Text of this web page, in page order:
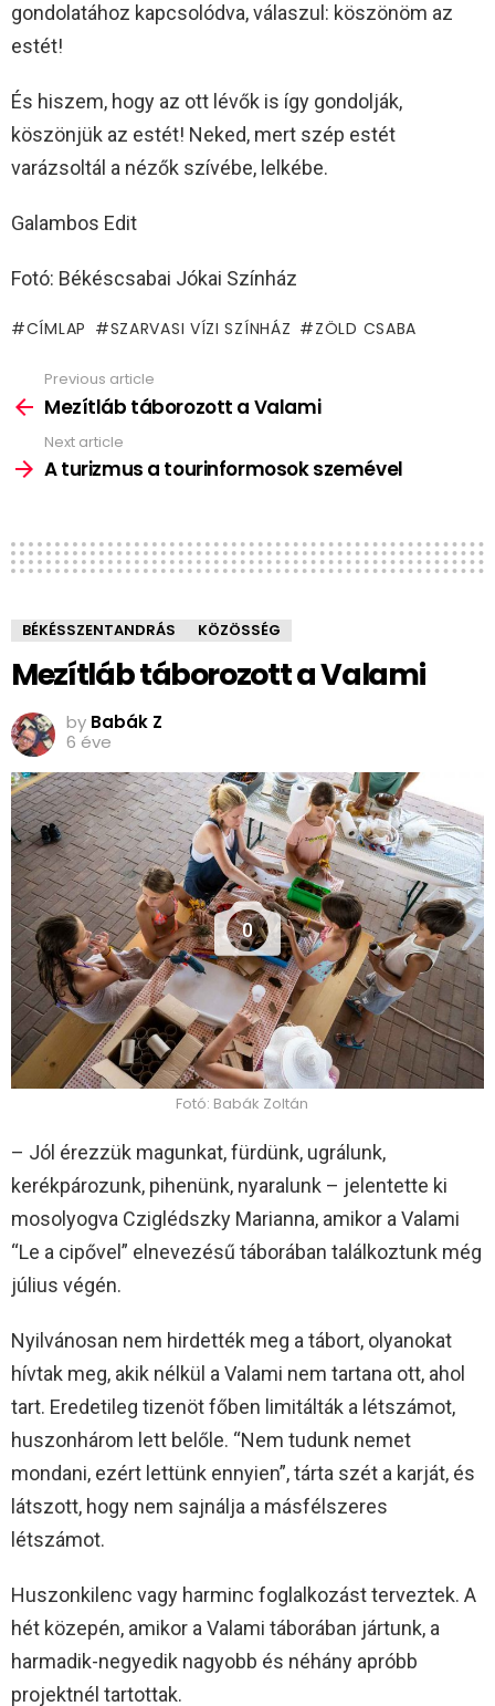
gondolatához kapcsolódva, válaszul: köszönöm az
estét!
És hiszem, hogy az ott lévők is így gondolják,
köszönjük az estét! Neked, mert szép estét
varázsoltál a nézők szívébe, lelkébe.
Galambos Edit
Fotó: Békéscsabai Jókai Színház
CÍMLAP SZARVASI VÍZI SZÍNHÁZ ZÖLD CSABA
more
Previous article
Mezítláb táborozott a Valami
Next article
A turizmus a tourinformosok szemével
BÉKÉSSZENTANDRÁS KÖZÖSSÉG
Mezítláb táborozott a Valami
by Babák Z
6 éve
0
Fotó: Babák Zoltán
– Jól érezzük magunkat, fürdünk, ugrálunk,
kerékpározunk, pihenünk, nyaralunk – jelentette ki
mosolyogva Cziglédszky Marianna, amikor a Valami
“Le a cipővel” elnevezésű táborában találkoztunk még
július végén.
Nyilvánosan nem hirdették meg a tábort, olyanokat
hívtak meg, akik nélkül a Valami nem tartana ott, ahol
tart. Eredetileg tizenöt főben limitálták a létszámot,
huszonhárom lett belőle. “Nem tudunk nemet
mondani, ezért lettünk ennyien”, tárta szét a karját, és
látszott, hogy nem sajnálja a másfélszeres
létszámot.
Huszonkilenc vagy harminc foglalkozást terveztek. A
hét közepén, amikor a Valami táborában jártunk, a
harmadik-negyedik nagyobb és néhány apróbb
projektnél tartottak.